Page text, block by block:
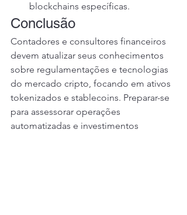
blockchains específicas.
Conclusão
Contadores e consultores financeiros
devem atualizar seus conhecimentos
sobre regulamentações e tecnologias
do mercado cripto, focando em ativos
tokenizados e stablecoins. Preparar-se
para assessorar operações
automatizadas e investimentos